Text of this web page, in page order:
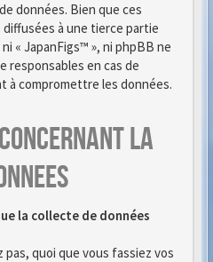
données. Bien que ces
à une tierce partie
« JapanFigs™ », ni phpBB ne
responsables en cas de
à compromettre les données.
la
la collecte de données
pas, quoi que vous fassiez vos